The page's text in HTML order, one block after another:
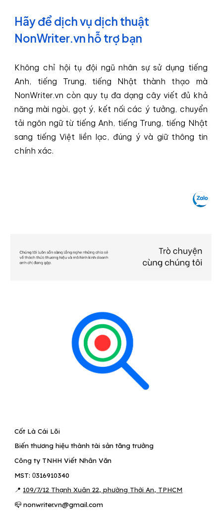
Hãy để dịch vụ dịch thuật
NonWriter.vn hỗ trợ bạn
Không chỉ hội tụ đội ngũ nhân sự sử dụng tiếng
Anh, tiếng Trung, tiếng Nhật thành thạo mà
NonWriter.vn còn quy tụ đa dạng cây viết đủ khả
năng mài ngòi, gọt ý, kết nối các ý tưởng, chuyển
tải ngôn ngữ từ tiếng Anh, tiếng Trung, tiếng Nhật
sang tiếng Việt liền lạc, đúng ý và giữ thông tin
chính xác.
Cốt Là Cái Lõi
Biến thương hiệu thành tài sản tăng trưởng
Công ty TNHH Viết Nhân Văn
MST:0316910340
📍 109/7/12 Thạnh Xuân 22, phường Thới An, TPHCM
📪 nonwriter.vn@gmail.com